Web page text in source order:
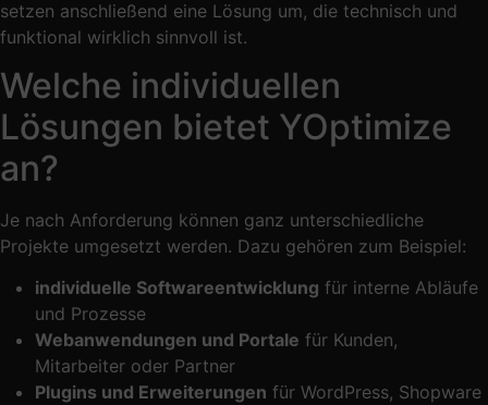
setzen anschließend eine Lösung um, die technisch und
funktional wirklich sinnvoll ist.
Welche individuellen
Lösungen bietet YOptimize
an?
Je nach Anforderung können ganz unterschiedliche
Projekte umgesetzt werden. Dazu gehören zum Beispiel:
individuelle Softwareentwicklung für interne Abläufe
und Prozesse
Webanwendungen und Portale für Kunden,
Mitarbeiter oder Partner
Plugins und Erweiterungen für WordPress, Shopware